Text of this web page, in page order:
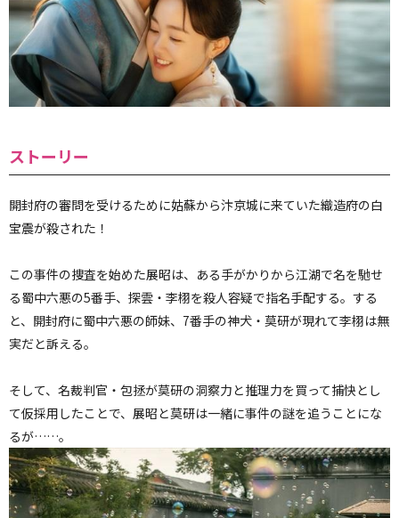
ストーリー
開封府の審問を受けるために姑蘇から汴京城に来ていた織造府の白
宝震が殺された！
この事件の捜査を始めた展昭は、ある手がかりから江湖で名を馳せ
る蜀中六悪の5番手、探雲・李栩を殺人容疑で指名手配する。する
と、開封府に蜀中六悪の師妹、7番手の神犬・莫研が現れて李栩は無
実だと訴える。
そして、名裁判官・包拯が莫研の洞察力と推理力を買って捕快とし
て仮採用したことで、展昭と莫研は一緒に事件の謎を追うことにな
るが……。